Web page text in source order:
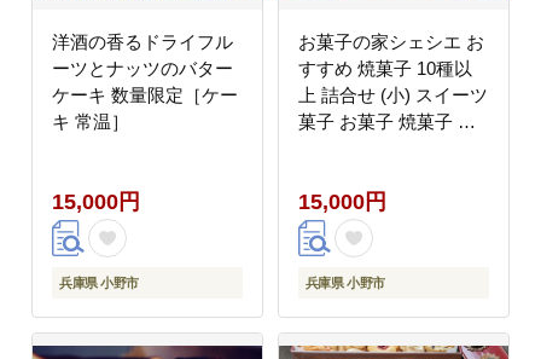
洋酒の香るドライフル
ーツとナッツのバター
ケーキ 数量限定［ケー
キ 常温］
15,000円
兵庫県 小野市
お菓子の家シェシエ お
すすめ 焼菓子 10種以
上 詰合せ (小) スイーツ
菓子 お菓子 焼菓子 洋
15,000円
兵庫県 小野市